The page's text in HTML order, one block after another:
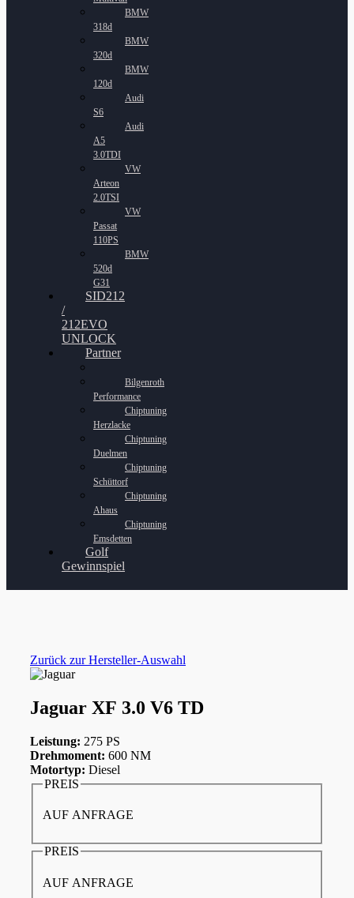
BMW
318d
BMW
320d
BMW
120d
Audi
S6
Audi
A5
3.0TDI
VW
Arteon
2.0TSI
VW
Passat
110PS
BMW
520d
G31
SID212
/
212EVO
UNLOCK
Partner
Bilgenroth
Performance
Chiptuning
Herzlacke
Chiptuning
Duelmen
Chiptuning
Schüttorf
Chiptuning
Ahaus
Chiptuning
Emsdetten
Golf
Gewinnspiel
Zurück zur Hersteller-Auswahl
Jaguar XF 3.0 V6 TD
Leistung: 275 PS
Drehmoment: 600 NM
Motortyp: Diesel
PREIS
AUF ANFRAGE
PREIS
AUF ANFRAGE